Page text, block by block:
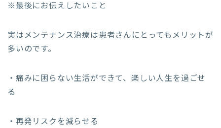
※最後にお伝えしたいこと
実はメンテナンス治療は患者さんにとってもメリットが
多いのです。
・痛みに困らない生活ができて、楽しい人生を過ごせ
る
・再発リスクを減らせる